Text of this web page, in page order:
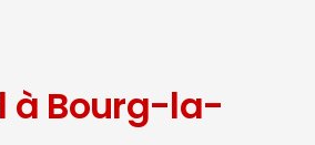
à Bourg-la-